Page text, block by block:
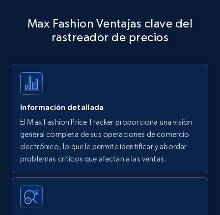
specific keywords
Title, Seller name, Brand, Description, Initial
35.2K+
Amazon products - find products by using
upc numbers
Title, Seller name, Brand, Description, Initial
price, Currency, Availability, Reviews count, and
35.2K+
Max Fashion Ventajas clave del
rastreador de precios
Información detallada
El Max Fashion Price Tracker proporciona una visión
general completa de sus operaciones de comercio
electrónico, lo que le permite identificar y abordar
problemas críticos que afectan a las ventas.